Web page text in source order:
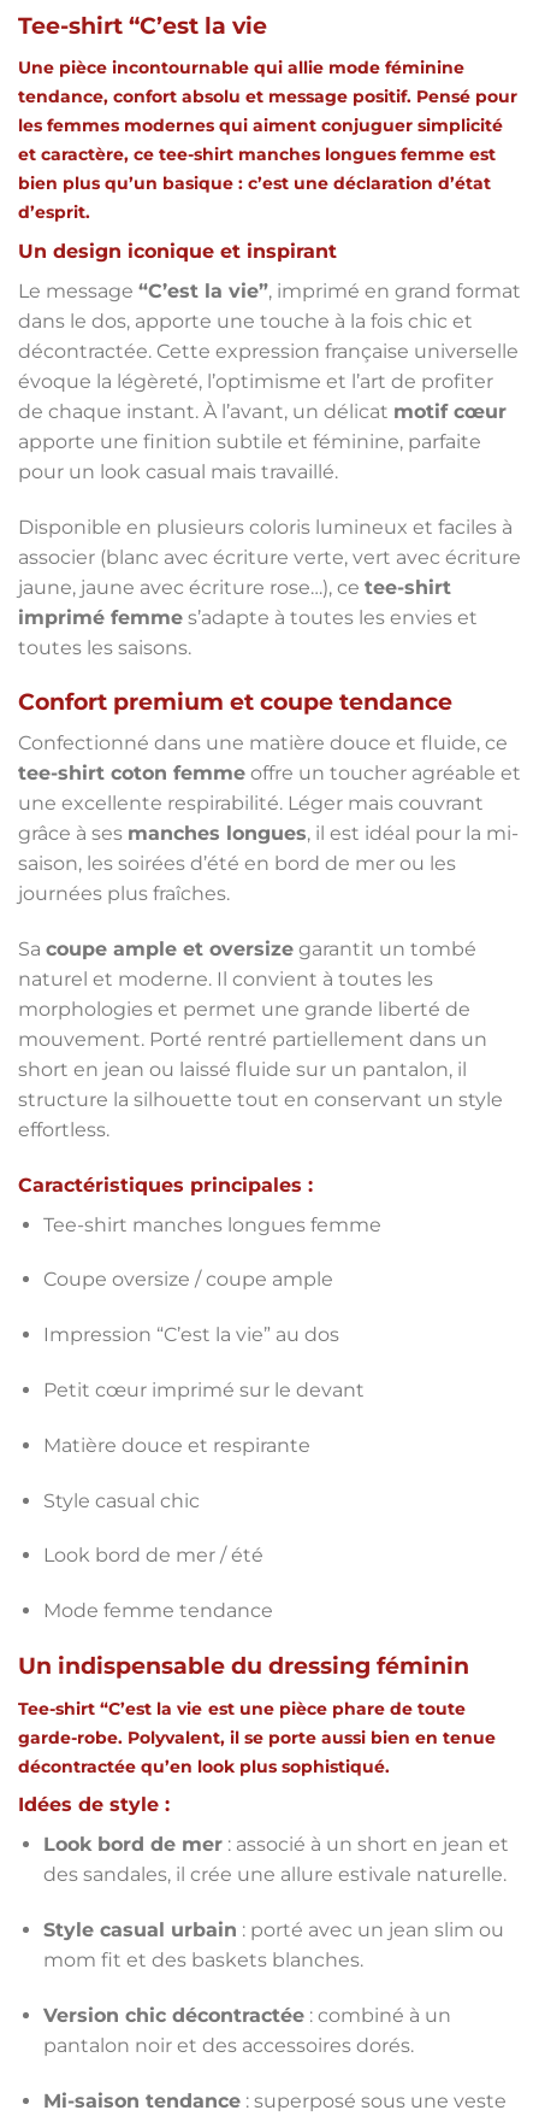
Tee-shirt “C’est la vie
Une pièce incontournable qui allie mode féminine
tendance, confort absolu et message positif. Pensé pour
les femmes modernes qui aiment conjuguer simplicité
et caractère, ce tee-shirt manches longues femme est
bien plus qu’un basique : c’est une déclaration d’état
d’esprit.
Un design iconique et inspirant
Le message “C’est la vie”, imprimé en grand format
dans le dos, apporte une touche à la fois chic et
décontractée. Cette expression française universelle
évoque la légèreté, l’optimisme et l’art de profiter
de chaque instant. À l’avant, un délicat motif cœur
apporte une finition subtile et féminine, parfaite
pour un look casual mais travaillé.
Disponible en plusieurs coloris lumineux et faciles à
associer (blanc avec écriture verte, vert avec écriture
jaune, jaune avec écriture rose…), ce tee-shirt
imprimé femme s’adapte à toutes les envies et
toutes les saisons.
Confort premium et coupe tendance
Confectionné dans une matière douce et fluide, ce
tee-shirt coton femme offre un toucher agréable et
une excellente respirabilité. Léger mais couvrant
grâce à ses manches longues, il est idéal pour la mi-
saison, les soirées d’été en bord de mer ou les
journées plus fraîches.
Sa coupe ample et oversize garantit un tombé
naturel et moderne. Il convient à toutes les
morphologies et permet une grande liberté de
mouvement. Porté rentré partiellement dans un
short en jean ou laissé fluide sur un pantalon, il
structure la silhouette tout en conservant un style
effortless.
Caractéristiques principales :
Tee-shirt manches longues femme
Coupe oversize / coupe ample
Impression “C’est la vie” au dos
Petit cœur imprimé sur le devant
Matière douce et respirante
Style casual chic
Look bord de mer / été
Mode femme tendance
Un indispensable du dressing féminin
Tee-shirt “C’est la vie est une pièce phare de toute
garde-robe. Polyvalent, il se porte aussi bien en tenue
décontractée qu’en look plus sophistiqué.
Idées de style :
Look bord de mer: associé à un short en jean et
des sandales, il crée une allure estivale naturelle.
Style casual urbain : porté avec un jean slim ou
mom fit et des baskets blanches.
Version chic décontractée: combiné à un
pantalon noir et des accessoires dorés.
Mi-saison tendance: superposé sous une veste